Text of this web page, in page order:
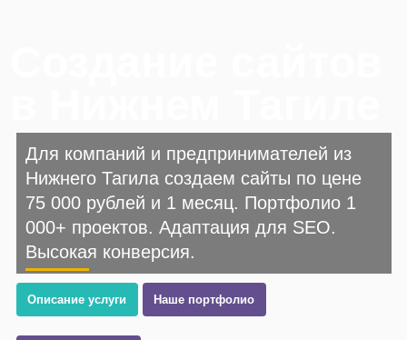
Для компаний и предпринимателей из
Нижнего Тагила создаем сайты по цене
75 000 рублей и 1 месяц. Портфолио 1
000+ проектов. Адаптация для SEO.
Высокая конверсия.
Описание услуги Наше портфолио